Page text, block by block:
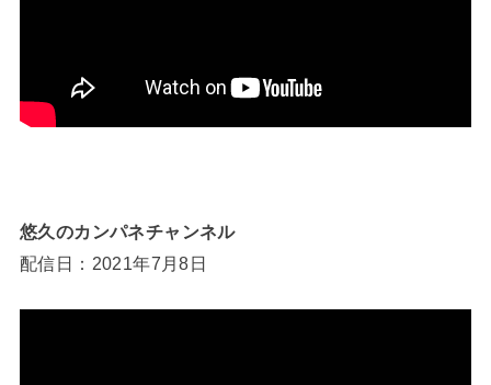
悠久のカンパネチャンネル
配信日：2021年7月8日